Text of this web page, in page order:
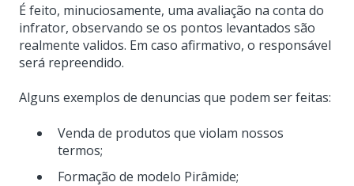
É feito, minuciosamente, uma avaliação na conta do
infrator, observando se os pontos levantados são
realmente validos. Em caso afirmativo, o responsável
será repreendido.
Alguns exemplos de denuncias que podem ser feitas:
Venda de produtos que violam nossos
termos;
Formação de modelo Pirâmide;